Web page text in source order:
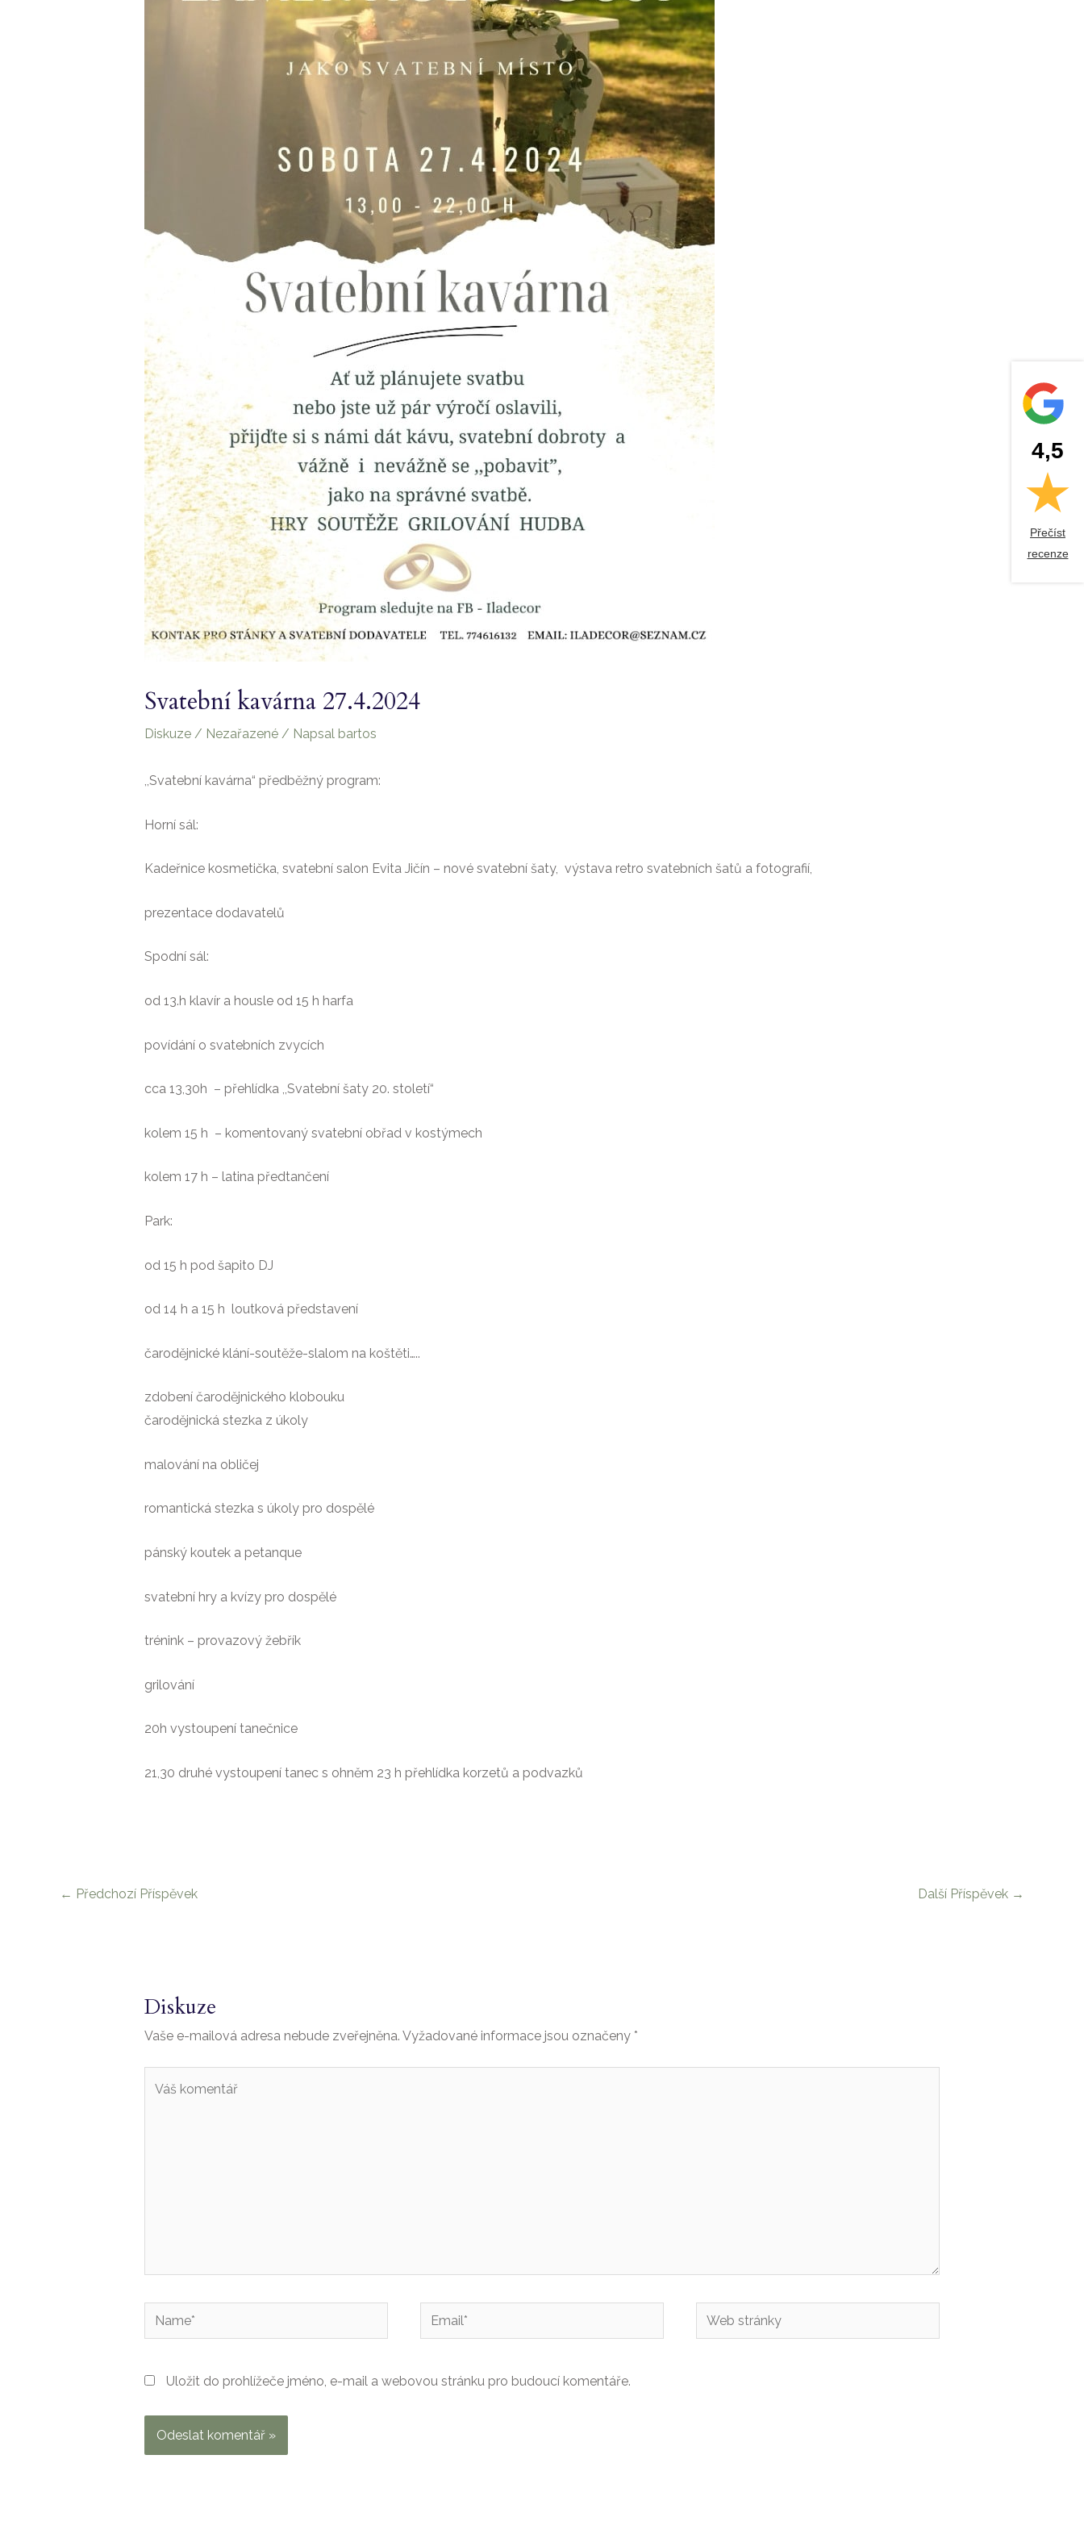
Svatební kavárna 27.4.2024
Diskuze / Nezařazené/ Napsal bartos
,,Svatební kavárna“ předběžný program:
Horní sál:
Kadeřnice kosmetička, svatební salon Evita Jičín – nové svatební šaty, výstava retro svatebních šatů a fotografií,
prezentace dodavatelů
Spodní sál:
od 13.h klavír a housle od 15 h harfa
povídání o svatebních zvycích
cca 13,30h – přehlídka ,,Svatební šaty 20. století“
kolem 15 h – komentovaný svatební obřad v kostýmech
kolem 17 h – latina předtančení
Park:
od 15 h pod šapito DJ
od 14 h a 15 h loutková představení
čarodějnické klání-soutěže-slalom na koštěti…..
zdobení čarodějnického klobouku
čarodějnická stezka z úkoly
malování na obličej
romantická stezka s úkoly pro dospělé
pánský koutek a petanque
svatební hry a kvízy pro dospělé
trénink – provazový žebřík
grilování
20h vystoupení tanečnice
21,30 druhé vystoupení tanec s ohněm 23 h přehlídka korzetů a podvazků
← Předchozí Příspěvek Další Příspěvek →
Diskuze
Vaše e-mailová adresa nebude zveřejněna. Vyžadované informace jsou označeny *
Name* Email*
Web
stránky
Uložit do prohlížeče jméno, e-mail a webovou stránku pro budoucí komentáře.
4,5
Přečíst
recenze